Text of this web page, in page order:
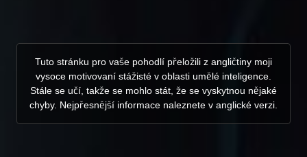
Tuto stránku pro vaše pohodlí přeložili z angličtiny moji
vysoce motivovaní stážisté v oblasti umělé inteligence.
Stále se učí, takže se mohlo stát, že se vyskytnou nějaké
chyby. Nejpřesnější informace naleznete v anglické verzi.